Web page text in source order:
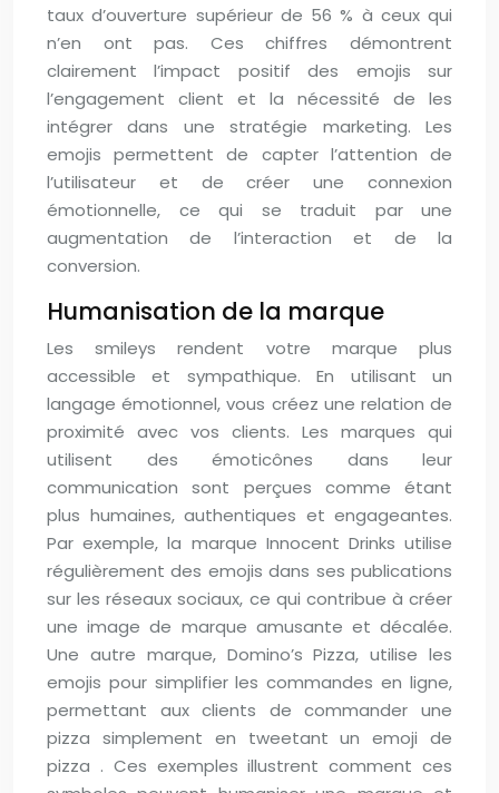
taux d’ouverture supérieur de 56 % à ceux qui
n’en ont pas. Ces chiffres démontrent
clairement l’impact positif des emojis sur
l’engagement client et la nécessité de les
intégrer dans une stratégie marketing. Les
emojis permettent de capter l’attention de
l’utilisateur et de créer une connexion
émotionnelle, ce qui se traduit par une
augmentation de l’interaction et de la
conversion.
Humanisation de la marque
Les smileys rendent votre marque plus
accessible et sympathique. En utilisant un
langage émotionnel, vous créez une relation de
proximité avec vos clients. Les marques qui
utilisent des émoticônes dans leur
communication sont perçues comme étant
plus humaines, authentiques et engageantes.
Par exemple, la marque Innocent Drinks utilise
régulièrement des emojis dans ses publications
sur les réseaux sociaux, ce qui contribue à créer
une image de marque amusante et décalée.
Une autre marque, Domino’s Pizza, utilise les
emojis pour simplifier les commandes en ligne,
permettant aux clients de commander une
pizza simplement en tweetant un emoji de
pizza . Ces exemples illustrent comment ces